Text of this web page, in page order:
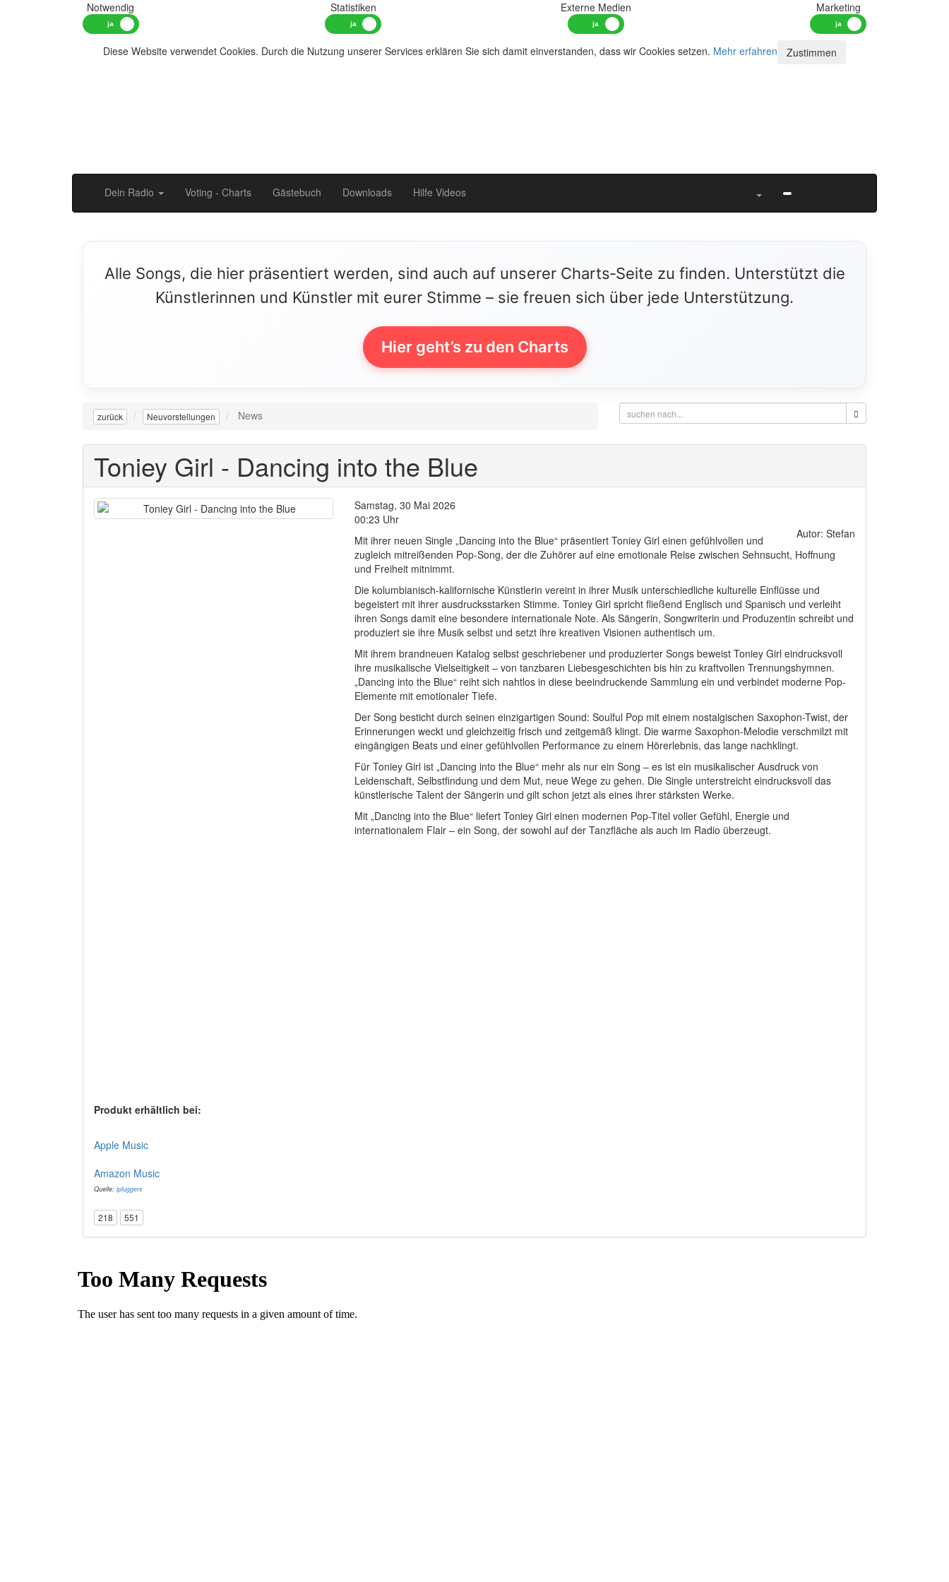
Notwendig Statistiken Externe Medien Marketing
Diese Website verwendet Cookies. Durch die Nutzung unserer Services erklären Sie sich damit einverstanden, dass wir Cookies setzen. Mehr erfahren Zustimmen
Dein Radio Voting - Charts Gästebuch Downloads Hilfe Videos
Alle Songs, die hier präsentiert werden, sind auch auf unserer Charts‑Seite zu finden. Unterstützt die
Künstlerinnen und Künstler mit eurer Stimme – sie freuen sich über jede Unterstützung.
Hier geht’s zu den Charts
zurück Neuvorstellungen News
Toniey Girl - Dancing into the Blue
Samstag, 30 Mai 2026
00:23 Uhr
Autor: Stefan
Mit ihrer neuen Single „Dancing into the Blue“ präsentiert Toniey Girl einen gefühlvollen und
zugleich mitreißenden Pop-Song, der die Zuhörer auf eine emotionale Reise zwischen Sehnsucht, Hoffnung
und Freiheit mitnimmt.
Die kolumbianisch-kalifornische Künstlerin vereint in ihrer Musik unterschiedliche kulturelle Einflüsse und
begeistert mit ihrer ausdrucksstarken Stimme. Toniey Girl spricht fließend Englisch und Spanisch und verleiht
ihren Songs damit eine besondere internationale Note. Als Sängerin, Songwriterin und Produzentin schreibt und
produziert sie ihre Musik selbst und setzt ihre kreativen Visionen authentisch um.
Mit ihrem brandneuen Katalog selbst geschriebener und produzierter Songs beweist Toniey Girl eindrucksvoll
ihre musikalische Vielseitigkeit – von tanzbaren Liebesgeschichten bis hin zu kraftvollen Trennungshymnen.
„Dancing into the Blue“ reiht sich nahtlos in diese beeindruckende Sammlung ein und verbindet moderne Pop-
Elemente mit emotionaler Tiefe.
Der Song besticht durch seinen einzigartigen Sound: Soulful Pop mit einem nostalgischen Saxophon-Twist, der
Erinnerungen weckt und gleichzeitig frisch und zeitgemäß klingt. Die warme Saxophon-Melodie verschmilzt mit
eingängigen Beats und einer gefühlvollen Performance zu einem Hörerlebnis, das lange nachklingt.
Für Toniey Girl ist „Dancing into the Blue“ mehr als nur ein Song – es ist ein musikalischer Ausdruck von
Leidenschaft, Selbstfindung und dem Mut, neue Wege zu gehen. Die Single unterstreicht eindrucksvoll das
künstlerische Talent der Sängerin und gilt schon jetzt als eines ihrer stärksten Werke.
Mit „Dancing into the Blue“ liefert Toniey Girl einen modernen Pop-Titel voller Gefühl, Energie und
internationalem Flair – ein Song, der sowohl auf der Tanzfläche als auch im Radio überzeugt.
Produkt erhältlich bei:
Apple Music
Amazon Music
Quelle: ipluggers
218 551